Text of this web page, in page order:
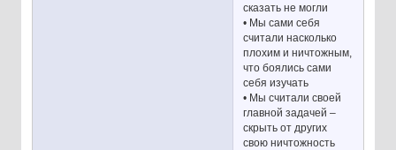
сказать не могли
• Мы сами себя
считали насколько
плохим и ничтожным,
что боялись сами
себя изучать
• Мы считали своей
главной задачей –
скрыть от других
свою ничтожность